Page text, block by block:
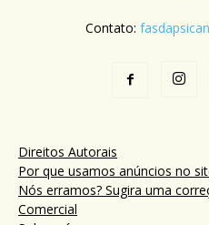
Contato:
Direitos Autorais
Por que usamos anúncios no
Nós erramos? Sugira uma
Comercial